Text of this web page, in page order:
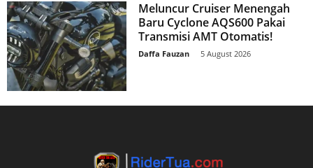
Meluncur Cruiser Menengah
Baru Cyclone AQS600 Pakai
Transmisi AMT Otomatis!
Daffa Fauzan 5 August 2026